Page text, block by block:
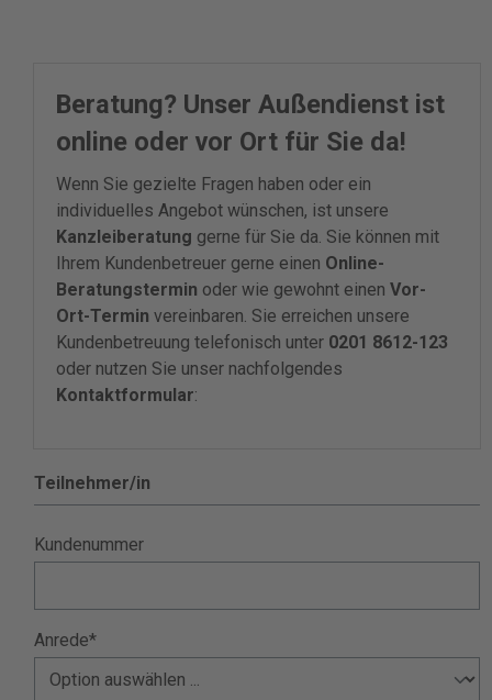
Beratung? Unser Außendienst ist
online oder vor Ort für Sie da!
Wenn Sie gezielte Fragen haben oder ein
individuelles Angebot wünschen, ist unsere
Kanzleiberatung gerne für Sie da. Sie können mit
Ihrem Kundenbetreuer gerne einen Online-
Beratungstermin oder wie gewohnt einen Vor-
Ort-Termin vereinbaren. Sie erreichen unsere
Kundenbetreuung telefonisch unter 0201 8612-123
oder nutzen Sie unser nachfolgendes
Kontaktformular:
Teilnehmer/in
Kundenummer
Anrede*